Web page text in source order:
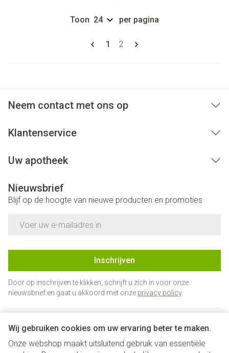
Wij gebruiken cookies om uw ervaring beter te maken.
Onze webshop maakt uitsluitend gebruik van essentiële
Pagina's
U lees momenteel pagina
1 Pagina
2
Toon per pagina
Neem contact met ons op
Klantenservice
Uw apotheek
Nieuwsbrief
Blijf op de hoogte van nieuwe producten en promoties
Inschrijven
Door op inschrijven te klikken, schrijft u zich in voor onze
nieuwsbrief en gaat u akkoord met onze privacy policy.